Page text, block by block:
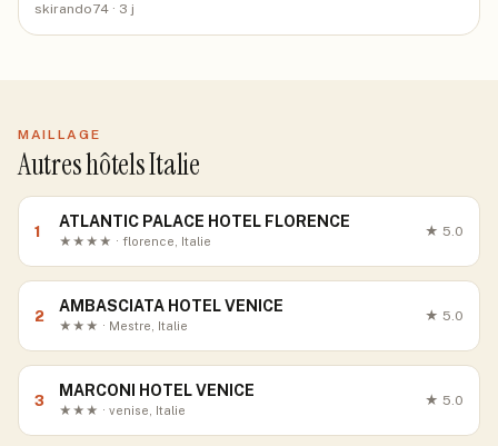
skirando74 · 3 j
MAILLAGE
Autres hôtels Italie
1
ATLANTIC PALACE HOTEL FLORENCE
★★★★ · florence, Italie
★ 5.0
2
AMBASCIATA HOTEL VENICE
★★★ · Mestre, Italie
★ 5.0
3
MARCONI HOTEL VENICE
★★★ · venise, Italie
★ 5.0